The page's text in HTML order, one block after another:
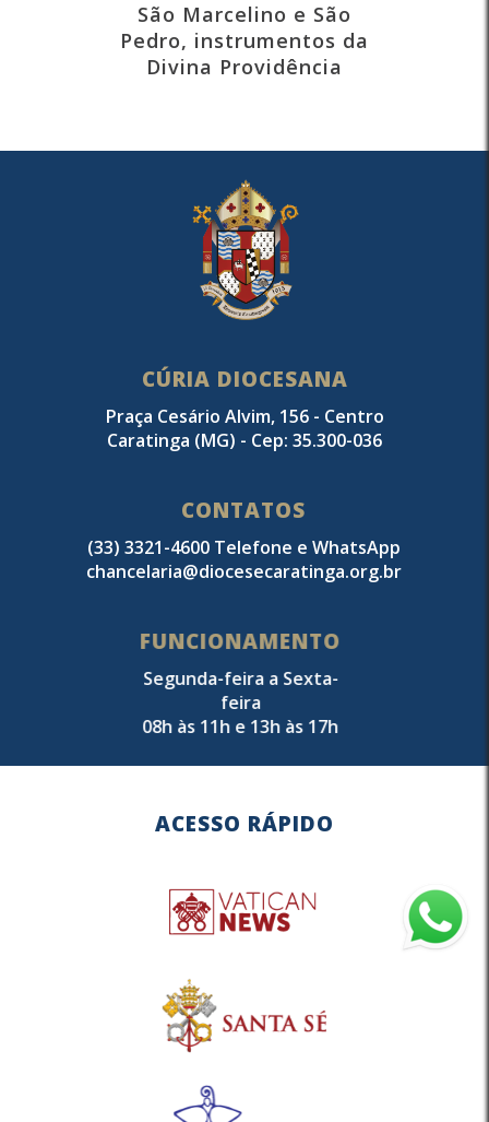
São Marcelino e São
Pedro, instrumentos da
Divina Providência
CÚRIA DIOCESANA
Praça Cesário Alvim, 156 - Centro
Caratinga (MG) - Cep: 35.300-036
CONTATOS
(33) 3321-4600 Telefone e WhatsApp
chancelaria@diocesecaratinga.org.br
FUNCIONAMENTO
Segunda-feira a Sexta-
feira
08h às 11h e 13h às 17h
ACESSO RÁPIDO